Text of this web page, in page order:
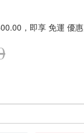
，即享 免運 優惠